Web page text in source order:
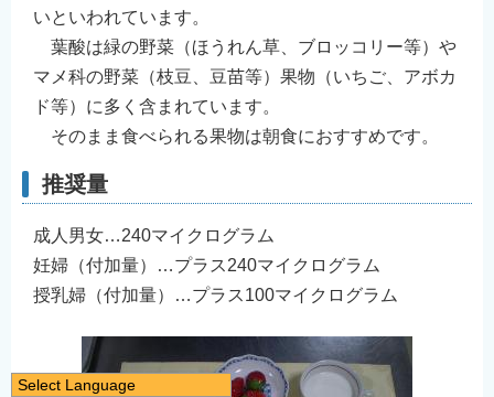
いといわれています。
葉酸は緑の野菜（ほうれん草、ブロッコリー等）や
マメ科の野菜（枝豆、豆苗等）果物（いちご、アボカ
ド等）に多く含まれています。
そのまま食べられる果物は朝食におすすめです。
推奨量
成人男女…240マイクログラム
妊婦（付加量）…プラス240マイクログラム
授乳婦（付加量）…プラス100マイクログラム
Select Language